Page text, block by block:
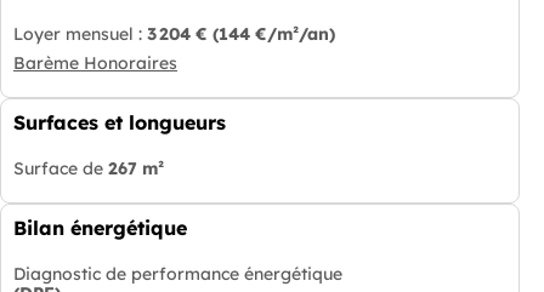
Loyer mensuel : 3 204 € (144 €/m²/an)
Barème Honoraires
Surfaces et longueurs
Surface de 267 m²
Bilan énergétique
Diagnostic de performance énergétique